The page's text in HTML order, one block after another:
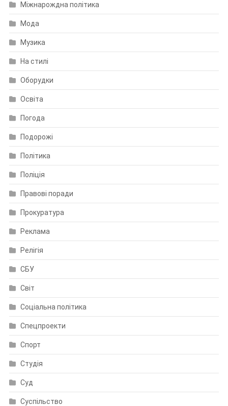
Міжнарождна політика
Мода
Музика
На стилі
Оборудки
Освіта
Погода
Подорожі
Політика
Поліція
Правові поради
Прокуратура
Реклама
Релігія
СБУ
Світ
Соціальна політика
Спецпроекти
Спорт
Студія
Суд
Суспільство